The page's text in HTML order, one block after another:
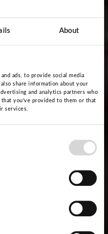
About
ads, to provide social media
share information about your
and analytics partners who
you’ve provided to them or that
services.